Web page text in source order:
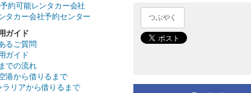
約可能レンタカー会社
タカー会社予約センター
ガイド
るご質問
ガイド
での流れ
港から借りるまで
ラリアから借りるまで